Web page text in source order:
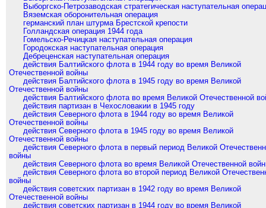
Выборгско-Петрозаводская стратегическая наступательная
Вяземская оборонительная операция
германский план штурма Брестской крепости
Голландская операция 1944 года
Гомельско-Речицкая наступательная операция
Городокская наступательная операция
Дебреценская наступательная операция
действия Балтийского флота в 1944 году во время Великой
Отечественной войны
действия Балтийского флота в 1945 году во время Великой
Отечественной войны
действия Балтийского флота во время Великой Отечественной
действия партизан в Чехословакии в 1945 году
действия Северного флота в 1944 году во время Великой
Отечественной войны
действия Северного флота в 1945 году во время Великой
Отечественной войны
действия Северного флота в первый период Великой
войны
действия Северного флота во время Великой Отечественной
действия Северного флота во второй период Великой
войны
действия советских партизан в 1942 году во время Великой
Отечественной войны
действия советских партизан в 1944 году во время Великой